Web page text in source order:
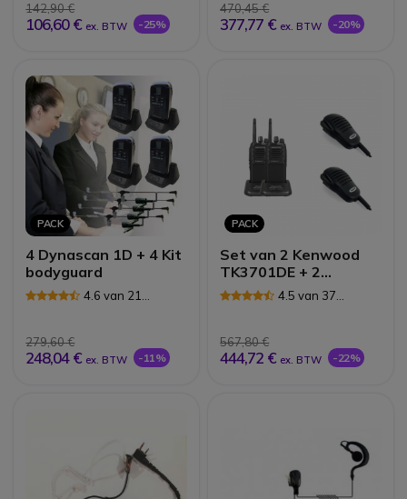
142,90 €
106,60 € ex. BTW -25%
470,45 €
377,77 € ex. BTW -20%
PACK
4 Dynascan 1D + 4 Kit
bodyguard
4.6 van 21
279,60 €
248,04 € ex. BTW -11%
PACK
Set van 2 Kenwood
TK3701DE + 2
luidspreker-
microfoons
4.5 van 37
567,80 €
444,72 € ex. BTW -22%